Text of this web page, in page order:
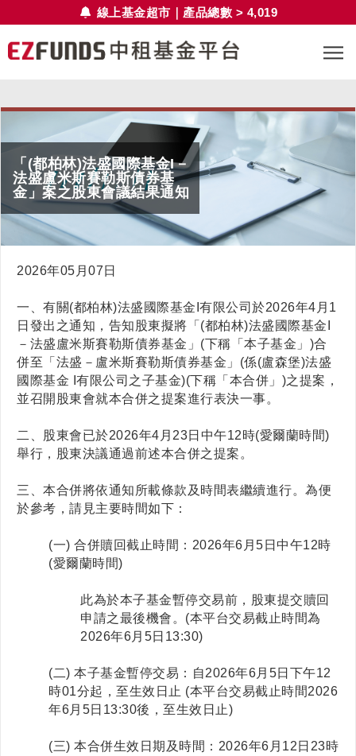
線上基金超市｜產品總數 > 4,019
「(都柏林)法盛國際基金I－
法盛盧米斯賽勒斯債券基
金」案之股東會議結果通知
2026年05月07日
一、有關(都柏林)法盛國際基金I有限公司於2026年4月1
日發出之通知，告知股東擬將 「(都柏林)法盛國際基金I
－法盛盧米斯賽勒斯債券基金」(下稱「 本子基金 」)合
併至 「法盛－盧米斯賽勒斯債券基金」 (係(盧森堡)法盛
國際基金 I有限公司之子基金)(下稱「本合併」)之提案，
並召開股東會就本合併之提案進行表決一事。
二、股東會已於2026年4月23日中午12時(愛爾蘭時間)
舉行，股東決議通過前述本合併之提案。
三、本合併將依通知所載條款及時間表繼續進行。為便
於參考，請見主要時間如下：
(一) 合併贖回截止時間：2026年6月5日中午12時
(愛爾蘭時間)
此為於本子基金暫停交易前，股東提交贖回
申請之最後機會。(本平台交易截止時間為
2026年6月5日13:30)
(二) 本子基金暫停交易：自2026年6月5日下午12
時01分起，至生效日止 (本平台交易截止時間2026
年6月5日13:30後，至生效日止)
(三) 本合併生效日期及時間：2026年6月12日23時